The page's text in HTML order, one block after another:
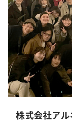
清掃業務受注発
守対応）
◆物流不動産DX
物流施設検索契
応）
◆製造Dx
製造Dxにおけ
製造実行システ
定義～）
月に1回程度、状
ますが基本的に
昇給査定年1回（
＜年収のモデルケ
28歳SE／年俸
33歳主任／年俸
38歳課長／年俸
株式会社アル